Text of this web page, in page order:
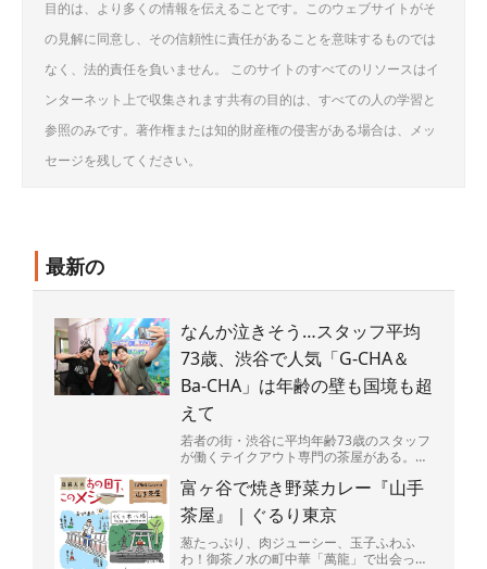
目的は、より多くの情報を伝えることです。このウェブサイトがそ
の見解に同意し、その信頼性に責任があることを意味するものでは
なく、法的責任を負いません。 このサイトのすべてのリソースはイ
ンターネット上で収集されます共有の目的は、すべての人の学習と
参照のみです。著作権または知的財産権の侵害がある場合は、メッ
セージを残してください。
最新の
なんか泣きそう…スタッフ平均
73歳、渋谷で人気「G-CHA＆
Ba-CHA」は年齢の壁も国境も超
えて
若者の街・渋谷に平均年齢73歳のスタッフ
が働くテイクアウト専門の茶屋がある。
バーチャ）...
富ヶ谷で焼き野菜カレー『山手
茶屋』｜ぐるり東京
葱たっぷり、肉ジューシー、玉子ふわふ
わ！御茶ノ水の町中華「萬龍」で出会っ